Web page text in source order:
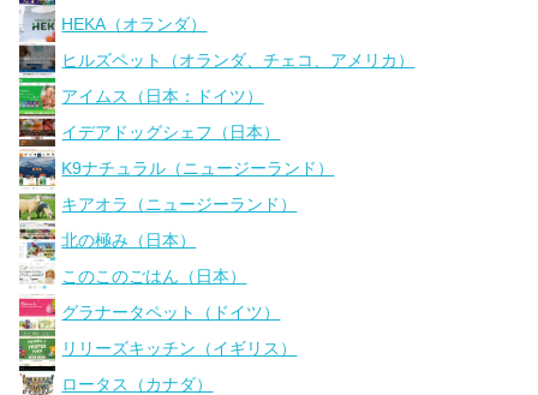
HEKA（オランダ）
ヒルズペット（オランダ、チェコ、アメリカ）
アイムス（日本：ドイツ）
イデアドッグシェフ（日本）
K9ナチュラル（ニュージーランド）
キアオラ（ニュージーランド）
北の極み（日本）
このこのごはん（日本）
グラナータペット（ドイツ）
リリーズキッチン（イギリス）
ロータス（カナダ）